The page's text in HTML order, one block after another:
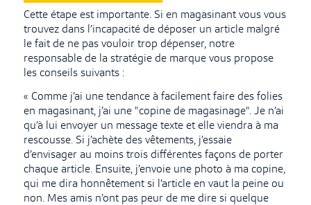
Cette étape est importante. Si en magasinant vous vous
trouvez dans l’incapacité de déposer un article malgré
le fait de ne pas vouloir trop dépenser, notre
responsable de la stratégie de marque vous propose
les conseils suivants :
« Comme j’ai une tendance à facilement faire des folies
en magasinant, j’ai une "copine de magasinage". Je n’ai
qu’à lui envoyer un message texte et elle viendra à ma
rescousse. Si j’achète des vêtements, j’essaie
d’envisager au moins trois différentes façons de porter
chaque article. Ensuite, j’envoie une photo à ma copine,
qui me dira honnêtement si l’article en vaut la peine ou
non. Mes amis n’ont pas peur de me dire si quelque